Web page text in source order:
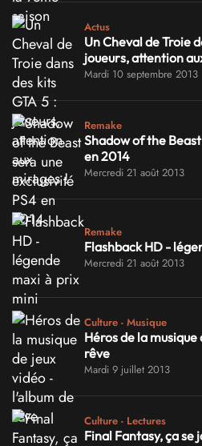
Actus
Un Cheval de Troie
joueurs, attention
Mardi 10 septembre 2013
Remake
Shadow of the
en 2014
Mercredi 21 août 2013
Remake
Flashback HD -
Mercredi 21 août 2013
Culture - Musique
Héros de la
rêve
Mardi 9 juillet 2013
Culture - Lectures
Final Fantasy, ça se